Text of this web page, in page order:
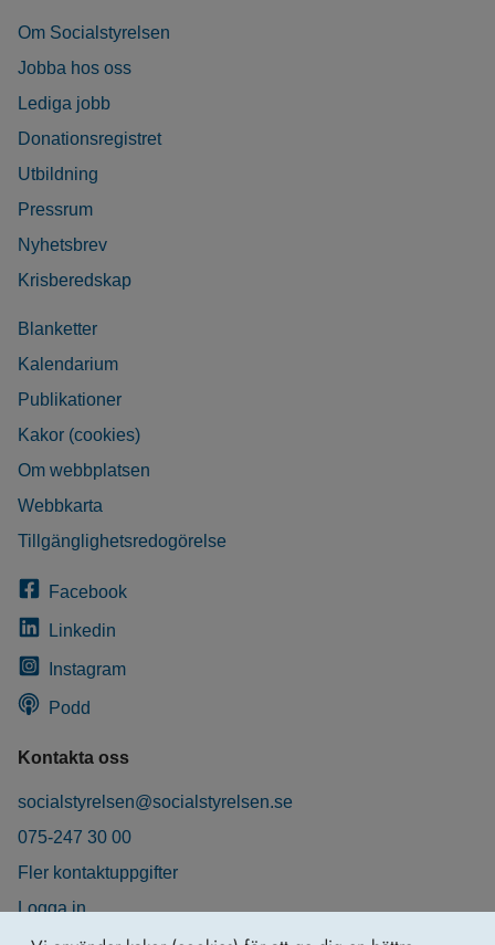
Om Socialstyrelsen
Jobba hos oss
Lediga jobb
Donationsregistret
Utbildning
Pressrum
Nyhetsbrev
Krisberedskap
Blanketter
Kalendarium
Publikationer
Kakor (cookies)
Om webbplatsen
Webbkarta
Tillgänglighetsredogörelse
Facebook
Linkedin
Instagram
Podd
Kontakta oss
socialstyrelsen@socialstyrelsen.se
075-247 30 00
Fler kontaktuppgifter
Logga in